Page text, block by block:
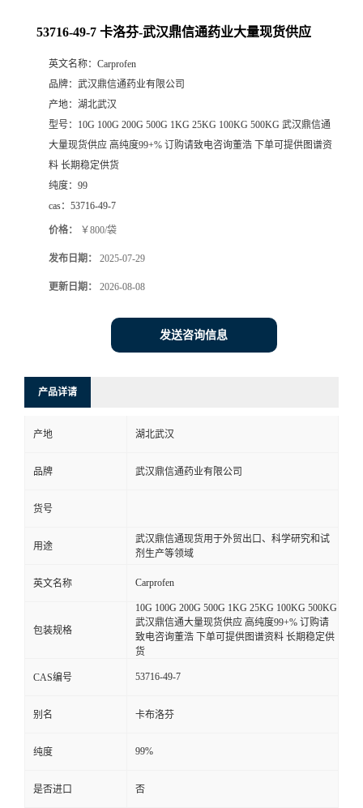
53716-49-7 卡洛芬-武汉鼎信通药业大量现货供应
英文名称： Carprofen
品牌： 武汉鼎信通药业有限公司
产地： 湖北武汉
型号： 10G 100G 200G 500G 1KG 25KG 100KG 500KG 武汉鼎信通
大量现货供应 高纯度99+% 订购请致电咨询董浩 下单可提供图谱资
料 长期稳定供货
纯度： 99
cas： 53716-49-7
价格： ￥800/袋
发布日期： 2025-07-29
更新日期： 2026-08-08
发送咨询信息
产品详请
产地 湖北武汉
品牌 武汉鼎信通药业有限公司
货号
用途
武汉鼎信通现货用于外贸出口、科学研究和试
剂生产等领域
英文名称 Carprofen
包装规格
10G 100G 200G 500G 1KG 25KG 100KG 500KG
武汉鼎信通大量现货供应 高纯度99+% 订购请
致电咨询董浩 下单可提供图谱资料 长期稳定供
货
CAS编号 53716-49-7
别名 卡布洛芬
纯度 99%
是否进口 否